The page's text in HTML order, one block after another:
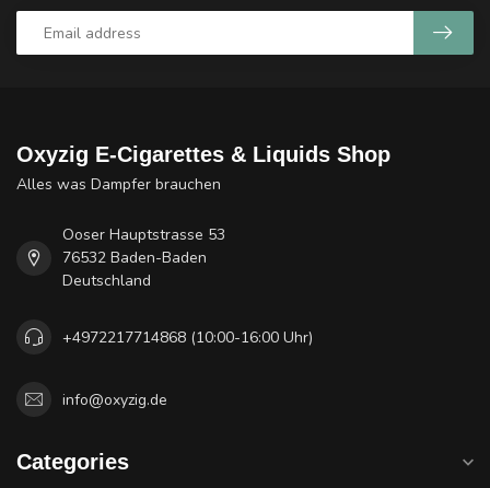
Oxyzig E-Cigarettes & Liquids Shop
Alles was Dampfer brauchen
Ooser Hauptstrasse 53
76532 Baden-Baden
Deutschland
+4972217714868 (10:00-16:00 Uhr)
info@oxyzig.de
Categories